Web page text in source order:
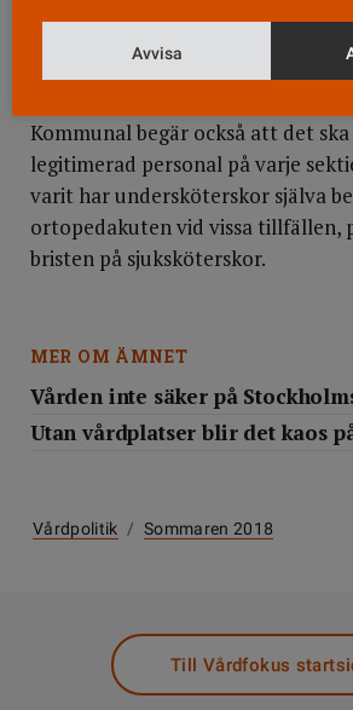
larmsökaren, enligt
snabba lösningar.
Kommunal begär också att det
legitimerad personal på varje
varit har undersköterskor själva
ortopedakuten vid vissa tillfällen,
bristen på sjuksköterskor.
MER OM ÄMNET
Vården inte säker på
Utan vårdplatser blir det kaos
Vårdpolitik / Sommaren 2018
Till Vårdfokus
Avvisa